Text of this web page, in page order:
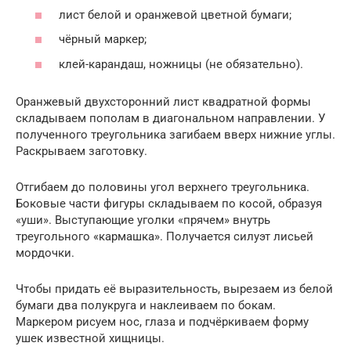
лист белой и оранжевой цветной бумаги;
чёрный маркер;
клей-карандаш, ножницы (не обязательно).
Оранжевый двухсторонний лист квадратной формы
складываем пополам в диагональном направлении. У
полученного треугольника загибаем вверх нижние углы.
Раскрываем заготовку.
Отгибаем до половины угол верхнего треугольника.
Боковые части фигуры складываем по косой, образуя
«уши». Выступающие уголки «прячем» внутрь
треугольного «кармашка». Получается силуэт лисьей
мордочки.
Чтобы придать её выразительность, вырезаем из белой
бумаги два полукруга и наклеиваем по бокам.
Маркером рисуем нос, глаза и подчёркиваем форму
ушек известной хищницы.